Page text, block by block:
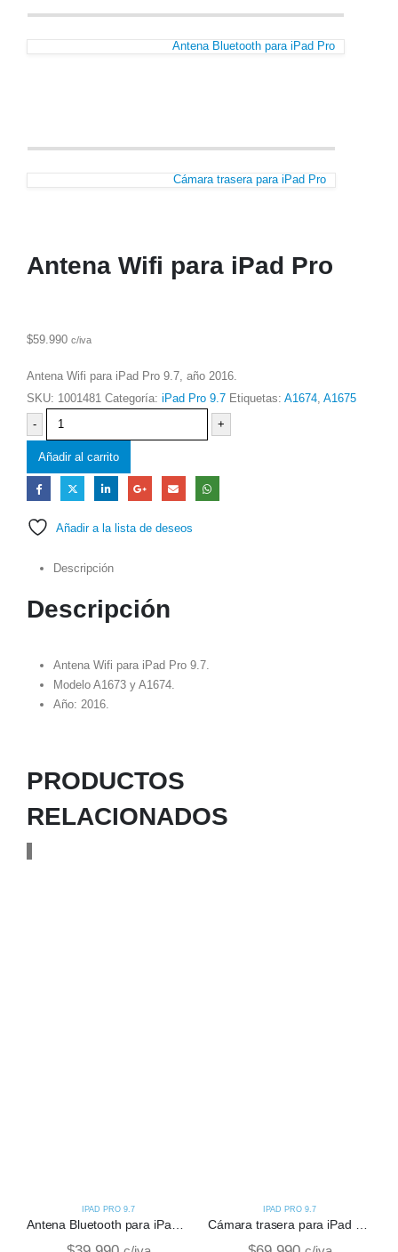
Antena Bluetooth para iPad Pro
Cámara trasera para iPad Pro
Antena Wifi para iPad Pro
$59.990 c/iva
Antena Wifi para iPad Pro 9.7, año 2016.
SKU: 1001481 Categoría: iPad Pro 9.7 Etiquetas: A1674, A1675
-
+
Añadir al carrito
Añadir a la lista de deseos
Descripción
Descripción
Antena Wifi para iPad Pro 9.7.
Modelo A1673 y A1674.
Año: 2016.
PRODUCTOS
RELACIONADOS
IPAD PRO 9.7 IPAD PRO 9.7